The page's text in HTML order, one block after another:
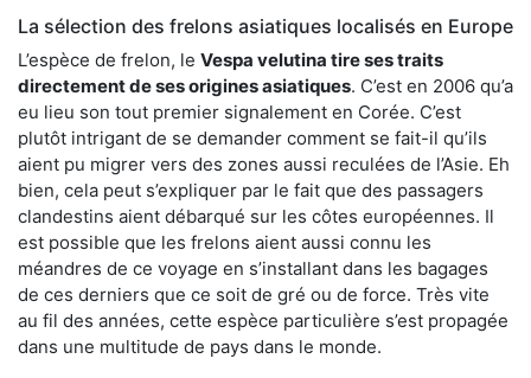
La sélection des frelons asiatiques localisés en Europe
L’espèce de frelon, le Vespa velutina tire ses traits
directement de ses origines asiatiques. C’est en 2006 qu’a
eu lieu son tout premier signalement en Corée. C’est
plutôt intrigant de se demander comment se fait-il qu’ils
aient pu migrer vers des zones aussi reculées de l’Asie. Eh
bien, cela peut s’expliquer par le fait que des passagers
clandestins aient débarqué sur les côtes européennes. Il
est possible que les frelons aient aussi connu les
méandres de ce voyage en s’installant dans les bagages
de ces derniers que ce soit de gré ou de force. Très vite
au fil des années, cette espèce particulière s’est propagée
dans une multitude de pays dans le monde.